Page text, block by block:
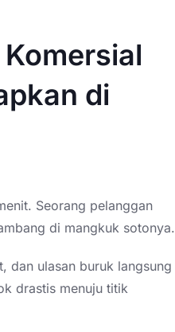
di
Seorang pelanggan
di mangkuk sotonya.
dan ulasan buruk langsung
drastis menuju titik